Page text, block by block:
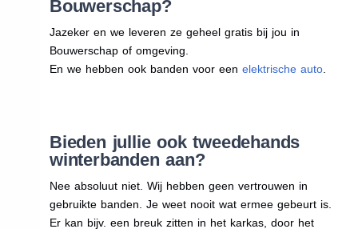
Bouwerschap?
Jazeker en we leveren ze geheel gratis bij jou in
Bouwerschap of omgeving.
En we hebben ook banden voor een elektrische auto.
Bieden jullie ook tweedehands
winterbanden aan?
Nee absoluut niet. Wij hebben geen vertrouwen in
gebruikte banden. Je weet nooit wat ermee gebeurt is.
Er kan bijv. een breuk zitten in het karkas, door het